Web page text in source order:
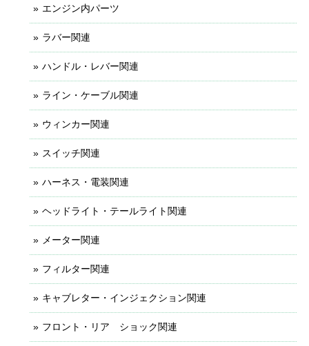
エンジン内パーツ
ラバー関連
ハンドル・レバー関連
ライン・ケーブル関連
ウィンカー関連
スイッチ関連
ハーネス・電装関連
ヘッドライト・テールライト関連
メーター関連
フィルター関連
キャブレター・インジェクション関連
フロント・リア ショック関連